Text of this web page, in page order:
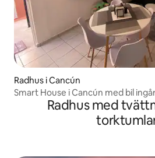
Radhus i Cancún
Smart House i Cancún med bil
Radhus med